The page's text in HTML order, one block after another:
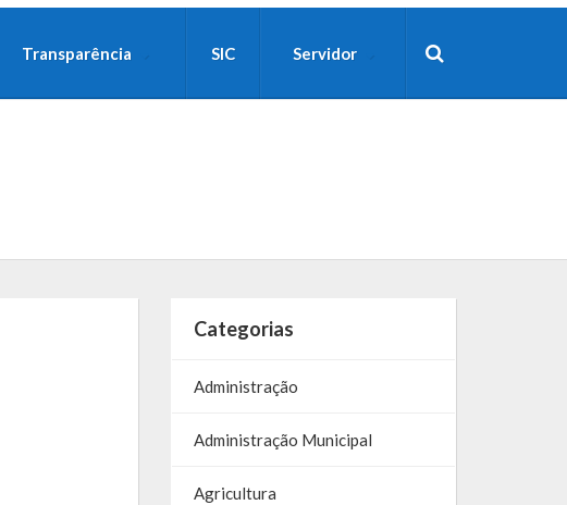
Transparência SIC Servidor
Categorias
Administração
Administração Municipal
Agricultura